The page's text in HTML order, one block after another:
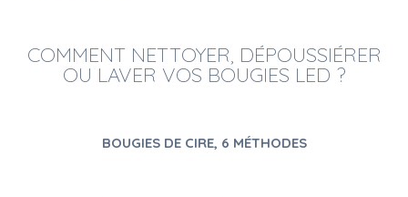
COMMENT NETTOYER, DÉPOUSSIÉRER
OU LAVER VOS BOUGIES LED ?
BOUGIES DE CIRE, 6 MÉTHODES